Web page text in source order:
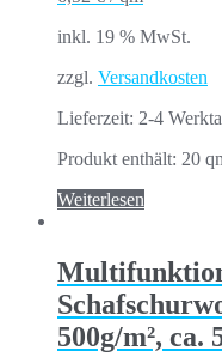
inkl. 19 % MwSt.
zzgl. Versandkosten
Lieferzeit: 2-4
Produkt enthält: 20
Weiterlesen
500g/m², ca.